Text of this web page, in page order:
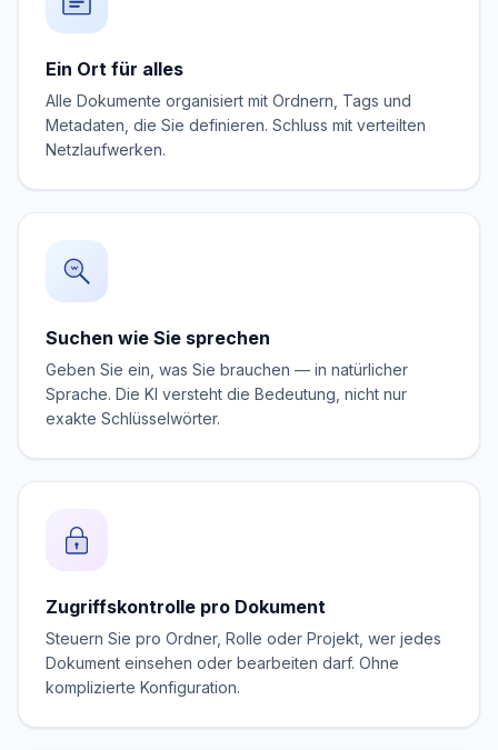
Ein Ort für alles
Alle Dokumente organisiert mit Ordnern, Tags und
Metadaten, die Sie definieren. Schluss mit verteilten
Netzlaufwerken.
Suchen wie Sie sprechen
Geben Sie ein, was Sie brauchen — in natürlicher
Sprache. Die KI versteht die Bedeutung, nicht nur
exakte Schlüsselwörter.
Zugriffskontrolle pro Dokument
Steuern Sie pro Ordner, Rolle oder Projekt, wer jedes
Dokument einsehen oder bearbeiten darf. Ohne
komplizierte Konfiguration.